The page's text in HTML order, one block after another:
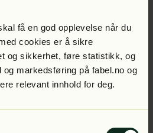
få en god opplevelse når du
cookies er å sikre
og sikkerhet, føre statistikk, og
og markedsføring på fabel.no og
relevant innhold for deg.